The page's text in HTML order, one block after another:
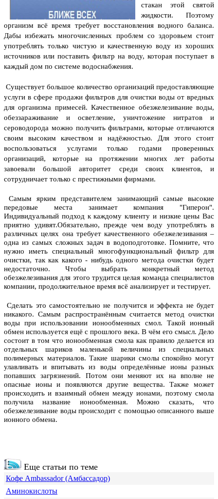
стакан этой святой
жидкости. Поэтому
организм всё время требует восстановления водного баланса.
Дабы избежать многочисленных проблем со здоровьем стоит
употреблять только чистую и качественную воду из хороших
источников или поставить фильтр на воду, которая поступает в
каждый дом по системе водоснабжения.
Существует большое количество организаций предоставляющие
услуги в сфере продажи фильтров для очистки воды от вредных
для организма примесей. Качественное обезжелезивание воды,
обеззараживание и осветление, уничтожение нитратов и
сероводорода можно получить фильтрами, которые отличаются
своим высоким качеством и надёжностью.
Для этого стоит
воспользоваться услугами только годами проверенных
организаций, которые на протяжении многих лет работы
завоевали большой авторитет среди своих клиентов, и
сотрудничает только с престижными фирмами.
Самым ярким представителем занимающий самые высокие
передовые места занимает компания "Гиперон".
Индивидуальный подход к каждому клиенту и низкие цены Вас
приятно удивят.Обязательно, прежде чем воду употреблять в
различных целях она требует качественного обезжелезивания –
одна из самых сложных задач в водоподготовке. Помните, что
нужно иметь специальный многофункциональный фильтр для
очистки, так как какого - нибудь одного метода очистки будет
недостаточно. Чтобы выбрать конкретный метод
обезжелезивания для этого трудится целая команда специалистов
компании, продолжительное время всё анализирует и тестирует.
Сделать это самостоятельно не получится и эффекта не будет
никакого. Самым распространённым считается метод очистки
воды при использовании ионообменных смол. Такой ионный
обмен используется ещё с прошлого века. В чём его смысл. Дело
состоит в том что ионообменная смола как правило делается из
отдельных шариков маленькой величины из специальных
полимерных материалов. Такие шарики смолы спокойно могут
улавливать и впитывать из воды определённые ионы разных
попавших загрязнений. Потом они меняют их на вполне не
опасные ионы и появляются другие вещества. Также может
происходить и взаимный обмен между ионами, поэтому смола
получила название ионообменная. Можно сказать, что
обезжелезивание воды происходит с помощью описанного выше
ионного обмена.
Еще статьи по теме
Кофе Ambassador (Амбассадор)
Аминокислоты